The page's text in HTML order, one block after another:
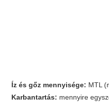
Íz és gőz mennyisége: MTL
Karbantartás: mennyire